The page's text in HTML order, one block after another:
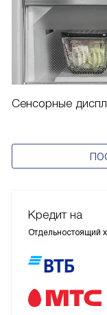
Сенсорные
Кредит на
Отдельностоящий